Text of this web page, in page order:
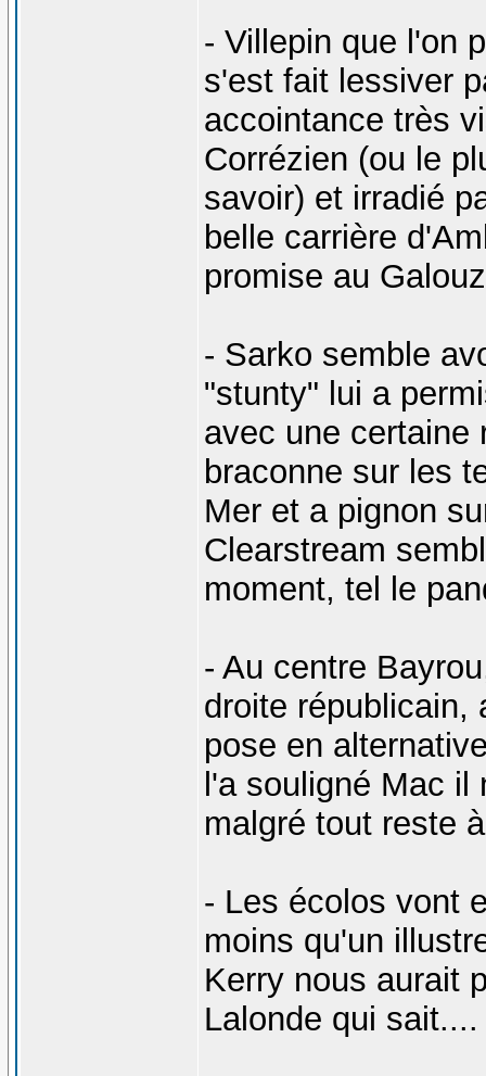
- Villepin que l'on
s'est fait lessiver
accointance très
Corrézien (ou le
savoir) et irradié
belle carrière
promise au
- Sarko semble
"stunty" lui a
avec une certaine
braconne sur les
Mer et a pignon
Clearstream
moment, tel le
- Au centre
droite républicain,
pose en
l'a souligné Mac
malgré tout reste
- Les écolos vont
moins qu'un
Kerry nous aurait
Lalonde qui sait....